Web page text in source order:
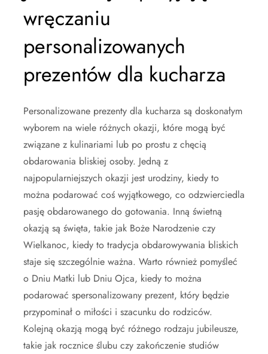
wręczaniu
personalizowanych
prezentów dla kucharza
Personalizowane prezenty dla kucharza są doskonałym
wyborem na wiele różnych okazji, które mogą być
związane z kulinariami lub po prostu z chęcią
obdarowania bliskiej osoby. Jedną z
najpopularniejszych okazji jest urodziny, kiedy to
można podarować coś wyjątkowego, co odzwierciedla
pasję obdarowanego do gotowania. Inną świetną
okazją są święta, takie jak Boże Narodzenie czy
Wielkanoc, kiedy to tradycja obdarowywania bliskich
staje się szczególnie ważna. Warto również pomyśleć
o Dniu Matki lub Dniu Ojca, kiedy to można
podarować spersonalizowany prezent, który będzie
przypominał o miłości i szacunku do rodziców.
Kolejną okazją mogą być różnego rodzaju jubileusze,
takie jak rocznice ślubu czy zakończenie studiów